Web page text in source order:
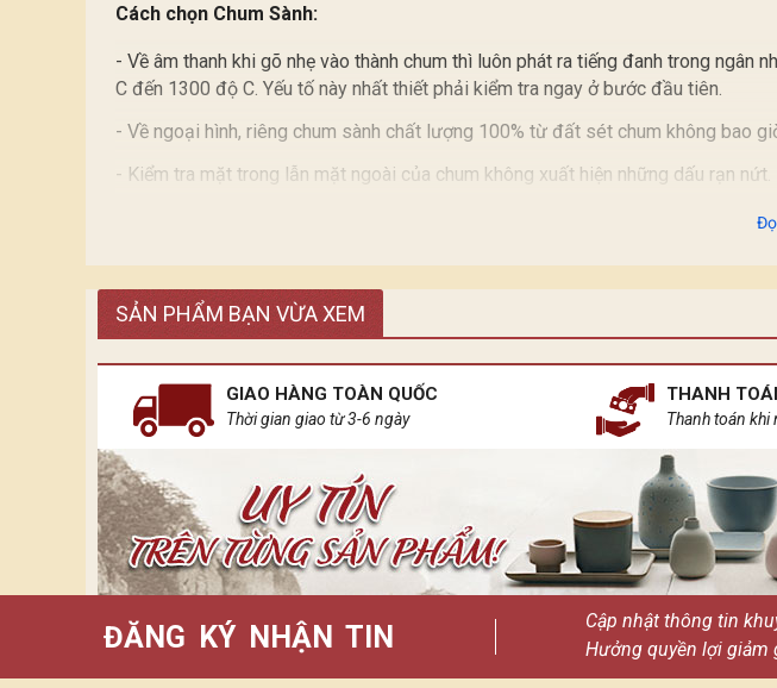
Cách chọn Chum Sành:
- Về âm thanh khi gõ nhẹ vào thành chum thì luôn phát ra tiếng đanh trong
C đến 1300 độ C. Yếu tố này nhất thiết phải kiểm tra ngay ở bước đầu tiên.
- Về ngoại hình, riêng chum sành chất lượng 100% từ đất sét chum không bao
- Kiểm tra mặt trong lẫn mặt ngoài của chum không xuất hiện những dấu rạn nứt.
- Mặt trong nếu có Gồ ghề chấp nhận được do đặc tính sản xuất thủ công cho
SẢN PHẨM BẠN VỪA XEM
GIAO HÀNG TOÀN QUỐC
Thời gian giao từ 3-6 ngày
THANH
Thanh toán khi
ĐĂNG KÝ NHẬN TIN
Cập nhật thông tin
Hưởng quyền lợi giảm